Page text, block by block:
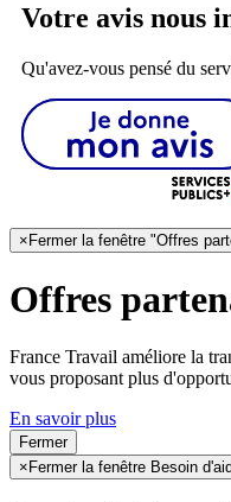
Votre avis nous
Qu'avez-vous pensé du
×Fermer la fenêtre "Offres
Offres
France Travail améliore la
vous proposant plus
En savoir plus
Fermer
× Fermer la fenêtre Besoin